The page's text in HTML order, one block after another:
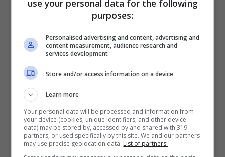
Classe A, la Classe A Sedan, la Classe B, la
vantaggio garantito dall’Ecobonus è di 4.000
use your personal data for the following
purposes:
Personalised advertising and content, advertising and
content measurement, audience research and
services development
Store and/or access information on a device
Learn more
Your personal data will be processed and information from
your device (cookies, unique identifiers, and other device
data) may be stored by, accessed by and shared with 319
partners, or used specifically by this site. We and our partners
may use precise geolocation data. List of partners.